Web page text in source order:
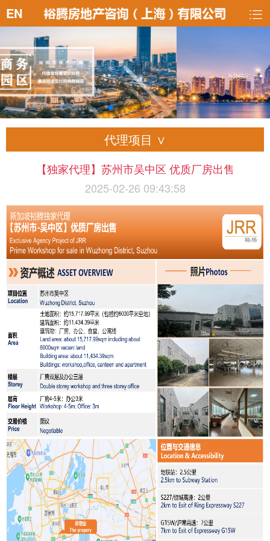
EN
代理项目 ∨
【独家代理】苏州市吴中区 优质厂房出售
2025-02-26 09:43:58